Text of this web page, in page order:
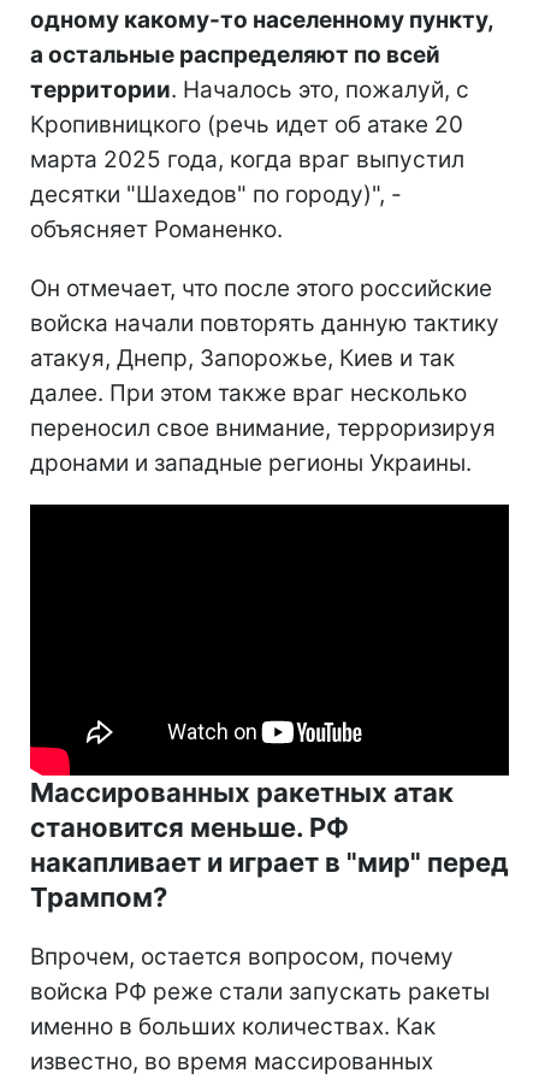
одному какому-то населенному пункту,
а остальные распределяют по всей
территории. Началось это, пожалуй, с
Кропивницкого (речь идет об атаке 20
марта 2025 года, когда враг выпустил
десятки "Шахедов" по городу)", -
объясняет Романенко.
Он отмечает, что после этого российские
войска начали повторять данную тактику
атакуя, Днепр, Запорожье, Киев и так
далее. При этом также враг несколько
переносил свое внимание, терроризируя
дронами и западные регионы Украины.
Массированных ракетных атак
становится меньше. РФ
накапливает и играет в "мир" перед
Трампом?
Впрочем, остается вопросом, почему
войска РФ реже стали запускать ракеты
именно в больших количествах. Как
известно, во время массированных